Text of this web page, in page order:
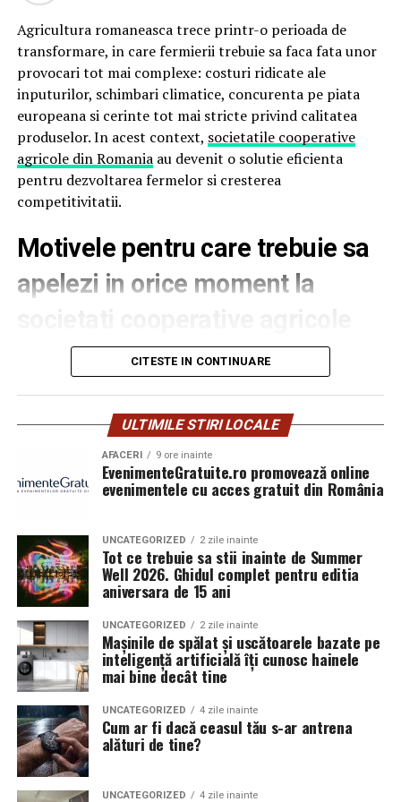
confortabile, perfecte pentru serile de vară.
De ce parfumul miroase diferit vara?
Căldura intensifică evaporarea parfumului și poate
modifica felul în care acesta este perceput. De aceea,
aceeași creație poate avea un miros diferit iarna față de
vară.
Parfumurile echilibrate, construite pe contraste între
mai armonios pe piele în sezonul cald.
Două parfumuri inspirate de vară și de parfumeria
Pornind de la această tendință, Oriflame completează
colecția Top Scents cu două noi parfumuri create
împreună cu Givaudan, unul dintre liderii mondiali în
parfumeria fină.
Dacă preferi parfumurile fresh, luminoase și energice, La
La Lime este alegerea potrivită.
Parfumul este construit în jurul lime-ului peruvian,
completat de un acord de lenjerie proaspăt spălată și
Akigalawood, o notă lemnoasă modernă care oferă
profunzime și persistență. Rezultatul este un parfum
vibrant, contemporan și ușor de purtat în orice moment
al zilei.
Agricultura romaneasca trece printr-o perioada de
transformare, in care fermierii trebuie sa faca fata unor
provocari tot mai complexe: costuri ridicate ale
inputurilor, schimbari climatice, concurenta pe piata
europeana si cerinte tot mai stricte privind calitatea
produselor. In acest context, societatile cooperative
agricole din Romaniaau devenit o solutie eficienta
pentru dezvoltarea fermelor si cresterea
competitivitatii.
Motivele pentru care trebuie sa
apelezi in orice moment la
din Romania
Reducerea costurilor si cresterea profitului
Unul dintre cele mai importante avantaje ale unei
cooperative agricole este posibilitatea reducerii
costurilor de productie. Achizitionarea in comun a
semintelor, ingrasamintelor, pesticidelor,
negocierea unor preturi mai avantajoase. De asemenea,
utilizarea in comun a echipamentelor reduce investitiile
individuale si optimizeaza cheltuielile de exploatare.
In acelasi timp, cooperativele ofera fermierilor o putere
de negociere mai mare in relatia cu procesatorii si
comerciantii. Vanzarea unor cantitati mari de produse
agricole poate conduce la obtinerea unor preturi mai
bune si la incheierea unor contracte stabile pe termen
lung.
Acces mai usor la finantare
CITESTE IN CONTINUARE
ULTIMILE STIRI LOCALE
AFACERI 9 ore inainte
EvenimenteGratuite.ro promovează online
evenimentele cu acces gratuit din România
UNCATEGORIZED 2 zile inainte
Tot ce trebuie sa stii inainte de Summer
Well 2026. Ghidul complet pentru editia
aniversara de 15 ani
UNCATEGORIZED 2 zile inainte
Mașinile de spălat și uscătoarele bazate pe
inteligență artificială îți cunosc hainele
mai bine decât tine
UNCATEGORIZED 4 zile inainte
Cum ar fi dacă ceasul tău s-ar antrena
alături de tine?
UNCATEGORIZED 4 zile inainte